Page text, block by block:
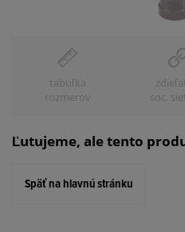
tabuľka
rozmerov
soc.
Ľutujeme, ale tento
Späť na hlavnú stránku